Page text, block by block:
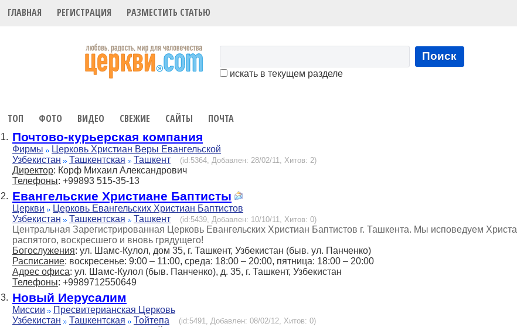
ГЛАВНАЯ РЕГИСТРАЦИЯ РАЗМЕСТИТЬ СТАТЬЮ
Поиск
искать в текущем разделе
ТОП ФОТО ВИДЕО СВЕЖИЕ САЙТЫ ПОЧТА
1. Почтово-курьерская компания
Фирмы
Церковь Христиан Веры Евангельской
Узбекистан
Ташкентская Ташкент (id:5364, Добавлен: 28/02/11, Хитов: 2)
Директор: Корф Михаил Александрович
Телефоны: +99893 515-35-13
2. Евангельские Христиане Баптисты
Церкви
Церковь Евангельских Христиан Баптистов
Узбекистан
Ташкентская Ташкент (id:5439, Добавлен: 10/10/11, Хитов: 0)
Центральная Зарегистрированная Церковь Евангельских Христиан Баптистов г. Ташкента. Мы исповедуем Христа
распятого, воскресшего и вновь грядущего!
Богослужения: ул. Шамс-Кулол, дом 35, г. Ташкент, Узбекистан (быв. ул. Панченко)
Расписание: воскресенье: 9:00 – 11:00, среда: 18:00 – 20:00, пятница: 18:00 – 20:00
Адрес офиса: ул. Шамс-Кулол (быв. Панченко), д. 35, г. Ташкент, Узбекистан
Телефоны: +9989712550649
3. Новый Иерусалим
Миссии
Пресвитерианская Церковь
Узбекистан
Ташкентская Тойтепа (id:5491, Добавлен: 08/02/12, Хитов: 0)